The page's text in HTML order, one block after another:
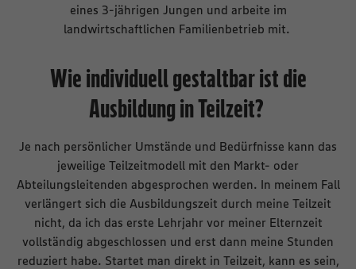
eines 3-jährigen Jungen und arbeite im
landwirtschaftlichen Familienbetrieb mit.
Wie individuell gestaltbar ist die
Ausbildung in Teilzeit?
Je nach persönlicher Umstände und Bedürfnisse kann das
jeweilige Teilzeitmodell mit den Markt- oder
Abteilungsleitenden abgesprochen werden. In meinem Fall
verlängert sich die Ausbildungszeit durch meine Teilzeit
nicht, da ich das erste Lehrjahr vor meiner Elternzeit
vollständig abgeschlossen und erst dann meine Stunden
reduziert habe. Startet man direkt in Teilzeit, kann es sein,